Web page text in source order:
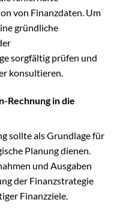
von Finanzdaten. Um
gründliche
sorgfältig prüfen und
konsultieren.
Rechnung in die
sollte als Grundlage für
Planung dienen.
und Ausgaben
der Finanzstrategie
Finanzziele.